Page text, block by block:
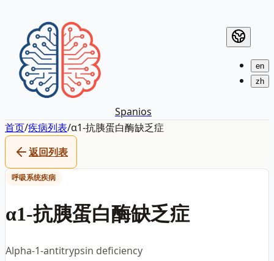
Spanios
en
zh
首页/疾病列表/α1-抗胰蛋白酶缺乏症
返回列表
呼吸系统疾病
α1-抗胰蛋白酶缺乏症
Alpha-1-antitrypsin deficiency